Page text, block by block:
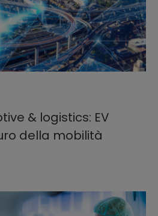
& logistics: EV
della mobilità